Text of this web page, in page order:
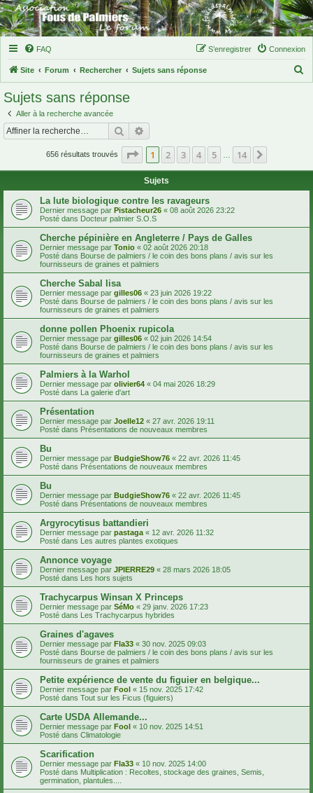
FAQ Connexion
S’enregistrer
Site Forum Rechercher Sujets sans réponse
c
Sujets sans réponse
Aller à la recherche avancée
Rechercher
656 résultats trouvés Page 1sur14
1 2 3 4 5 14
Sujets
La lute biologique contre les ravageurs
Dernier message par Pistacheur26 « 08 août 2026 23:22
Posté dans Docteur palmier S.O.S
Cherche pépinière en Angleterre / Pays de Galles
Dernier message par Tonio « 02 août 2026 20:18
Posté dans Bourse de palmiers / le coin des bons plans / avis sur les
fournisseurs de graines et palmiers
Cherche Sabal lisa
Dernier message par gilles06 « 23 juin 2026 19:22
Posté dans Bourse de palmiers / le coin des bons plans / avis sur les
fournisseurs de graines et palmiers
donne pollen Phoenix rupicola
Dernier message par gilles06 « 02 juin 2026 14:54
Posté dans Bourse de palmiers / le coin des bons plans / avis sur les
fournisseurs de graines et palmiers
Palmiers à la Warhol
Dernier message par olivier64 « 04 mai 2026 18:29
Posté dans La galerie d'art
Présentation
Dernier message par Joelle12 « 27 avr. 2026 19:11
Posté dans Présentations de nouveaux membres
Bu
Dernier message par BudgieShow76 « 22 avr. 2026 11:45
Posté dans Présentations de nouveaux membres
Bu
Dernier message par BudgieShow76 « 22 avr. 2026 11:45
Posté dans Présentations de nouveaux membres
Argyrocytisus battandieri
Dernier message par pastaga « 12 avr. 2026 11:32
Posté dans Les autres plantes exotiques
Annonce voyage
Dernier message par JPIERRE29 « 28 mars 2026 18:05
Posté dans Les hors sujets
Trachycarpus Winsan X Princeps
Dernier message par SéMo « 29 janv. 2026 17:23
Posté dans Les Trachycarpus hybrides
Graines d'agaves
Dernier message par Fla33 « 30 nov. 2025 09:03
Posté dans Bourse de palmiers / le coin des bons plans / avis sur les
fournisseurs de graines et palmiers
Petite expérience de vente du figuier en belgique...
Dernier message par Fool « 15 nov. 2025 17:42
Posté dans Tout sur les Ficus (figuiers)
Carte USDA Allemande...
Dernier message par Fool « 10 nov. 2025 14:51
Posté dans Climatologie
Scarification
Dernier message par Fla33 « 10 nov. 2025 14:00
Posté dans Multiplication : Recoltes, stockage des graines, Semis,
germination, plantules....